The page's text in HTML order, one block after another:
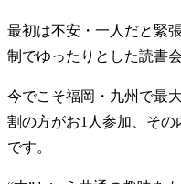
最初は不安・一人だと緊
制でゆったりとした読書
今でこそ福岡・九州で最
割の方がお1人参加、そ
です。